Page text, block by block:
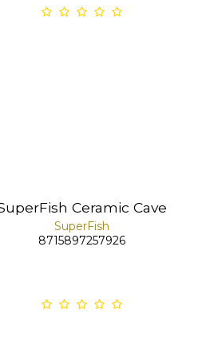
Ceramic Cave
SuperFish
8715897257926